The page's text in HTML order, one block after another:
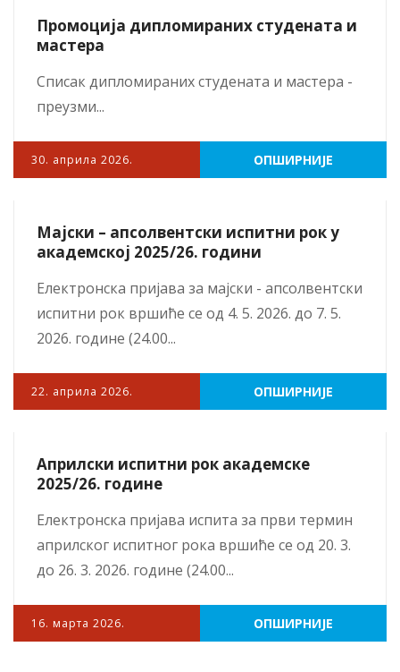
Промоција дипломираних студената и
мастера
Списак дипломираних студената и мастера -
преузми...
30. априла 2026. ОПШИРНИЈЕ
Мајски – апсолвентски испитни рок у
академској 2025/26. години
Електронска пријава за мајски - апсолвентски
испитни рок вршиће се од 4. 5. 2026. до 7. 5.
2026. године (24.00...
22. априла 2026. ОПШИРНИЈЕ
Априлски испитни рок академске
2025/26. године
Електронска пријава испита за први термин
априлског испитног рока вршиће се од 20. 3.
до 26. 3. 2026. године (24.00...
16. марта 2026. ОПШИРНИЈЕ